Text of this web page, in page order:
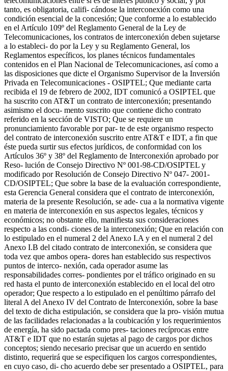
tanto, es obligatoria, califi- cándose la interconexión como una
condición esencial de la concesión; Que conforme a lo establecido
en el Artículo 109º del Reglamento General de la Ley de
Telecomunicaciones, los contratos de interconexión deben sujetarse
a lo estableci- do por la Ley y su Reglamento General, los
Reglamentos específicos, los planes técnicos fundamentales
contenidos en el Plan Nacional de Telecomunicaciones, así como a
las disposiciones que dicte el Organismo Supervisor de la Inversión
Privada en Telecomunicaciones - OSIPTEL; Que mediante carta
recibida el 19 de febrero de 2002, IDT comunicó a OSIPTEL que
ha suscrito con AT&T un contrato de interconexión; presentando
asimismo el docu- mento suscrito que contiene dicho contrato
referido en la sección de VISTO; Que se requiere un
pronunciamiento favorable por par- te de este organismo respecto
del contrato de interconexión suscrito entre AT&T e IDT, a fin que
éste pueda surtir sus efectos jurídicos, de conformidad con los
Artículos 36º y 38º del Reglamento de Interconexión aprobado por
Reso- lución de Consejo Directivo Nº 001-98-CD/OSIPTEL y
modificado por Resolución de Consejo Directivo Nº 047- 2001-
CD/OSIPTEL; Que sobre la base de la evaluación correspondiente,
esta Gerencia General considera que el contrato de interconexión,
materia de la presente Resolución, se ade- cua a la normativa vigente
en materia de interconexión en sus aspectos legales, técnicos y
económicos; no obstante ello, manifiesta sus consideraciones
respecto a las condi- ciones de la interconexión; Que en relación con
lo estipulado en el numeral 2 del Anexo I.A y en el numeral 2 del
Anexo I.B del citado contrato de interconexión, se considera que
toda vez que ambos opera- dores han establecido sus respectivos
puntos de interco- nexión, cada operador asume las
responsabilidades corres- pondientes por el tráfico originado en su
red hasta el punto de interconexión establecido en el local del otro
operador; Que respecto a lo estipulado en el penúltimo párrafo del
literal A del Anexo IV del Contrato de Interconexión, sobre la base
del texto de dicha estipulación, se considera que la pro- visión mutua
de las facilidades relacionadas a la coubicación y los requerimientos
de energía, ha sido pactada como pres- taciones recíprocas entre
AT&T e IDT que no estarán sujetas al pago de cargos por dichos
conceptos; siendo necesario precisar que un acuerdo en sentido
distinto, requerirá que se especifiquen los cargos correspondientes,
en cuyo caso, di- cho acuerdo debe ser presentado a OSIPTEL, para